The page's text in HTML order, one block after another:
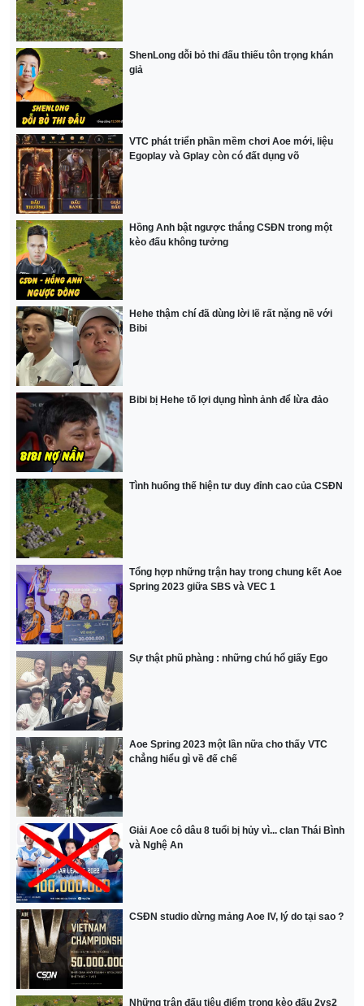
ShenLong dỗi bỏ thi đấu thiếu tôn trọng khán
giả
VTC phát triển phần mềm chơi Aoe mới, liệu
Egoplay và Gplay còn có đất dụng võ
Hồng Anh bật ngược thắng CSĐN trong một
kèo đấu không tưởng
Hehe thậm chí đã dùng lời lẽ rất nặng nề với
Bibi
Bibi bị Hehe tố lợi dụng hình ảnh để lừa đảo
Tình huống thế hiện tư duy đỉnh cao của CSĐN
Tổng hợp những trận hay trong chung kết Aoe
Spring 2023 giữa SBS và VEC 1
Sự thật phũ phàng : những chú hổ giấy Ego
Aoe Spring 2023 một lần nữa cho thấy VTC
chẳng hiểu gì về đế chế
Giải Aoe cô dâu 8 tuổi bị hủy vì... clan Thái Bình
và Nghệ An
CSĐN studio dừng mảng Aoe IV, lý do tại sao ?
Những trận đấu tiêu điểm trong kèo đấu 2vs2